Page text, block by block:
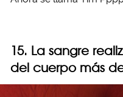
15. La sangre
del cuerpo más